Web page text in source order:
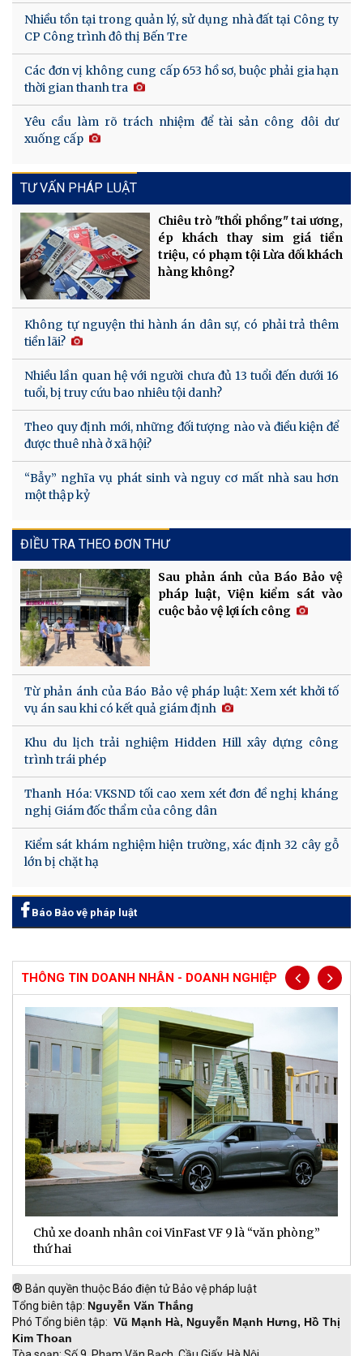
Nhiều tồn tại trong quản lý, sử dụng nhà đất tại Công ty
CP Công trình đô thị Bến Tre
Các đơn vị không cung cấp 653 hồ sơ, buộc phải gia hạn
thời gian thanh tra
Yêu cầu làm rõ trách nhiệm để tài sản công dôi dư
xuống cấp
TƯ VẤN PHÁP LUẬT
Chiêu trò "thổi phồng" tai ương,
ép khách thay sim giá tiền
triệu, có phạm tội Lừa dối khách
hàng không?
Không tự nguyện thi hành án dân sự, có phải trả thêm
tiền lãi?
Nhiều lần quan hệ với người chưa đủ 13 tuổi đến dưới 16
tuổi, bị truy cứu bao nhiêu tội danh?
Theo quy định mới, những đối tượng nào và điều kiện để
được thuê nhà ở xã hội?
“Bẫy” nghĩa vụ phát sinh và nguy cơ mất nhà sau hơn
một thập kỷ
ĐIỀU TRA THEO ĐƠN THƯ
Sau phản ánh của Báo Bảo vệ
pháp luật, Viện kiểm sát vào
cuộc bảo vệ lợi ích công
Từ phản ánh của Báo Bảo vệ pháp luật: Xem xét khởi tố
vụ án sau khi có kết quả giám định
Khu du lịch trải nghiệm Hidden Hill xây dựng công
trình trái phép
Thanh Hóa: VKSND tối cao xem xét đơn đề nghị kháng
nghị Giám đốc thẩm của công dân
Kiểm sát khám nghiệm hiện trường, xác định 32 cây gỗ
lớn bị chặt hạ
Báo Bảo vệ pháp luật
THÔNG TIN DOANH NHÂN - DOANH NGHIỆP
Chủ xe doanh nhân coi VinFast VF 9 là “văn phòng”
thứ hai
® Bản quyền thuộc Báo điện tử Bảo vệ pháp luật
Tổng biên tập: Nguyễn Văn Thắng
Phó Tổng biên tập: Vũ Mạnh Hà, Nguyễn Mạnh Hưng, Hồ Thị
Kim Thoan